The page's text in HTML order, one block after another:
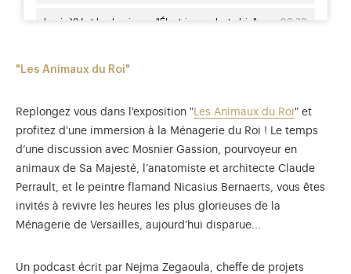
"Les Animaux du Roi"
Replongez vous dans l'exposition "Les Animaux du Roi" et
profitez d'une immersion à la Ménagerie du Roi ! Le temps
d’une discussion avec Mosnier Gassion, pourvoyeur en
animaux de Sa Majesté, l’anatomiste et architecte Claude
Perrault, et le peintre flamand Nicasius Bernaerts, vous êtes
invités à revivre les heures les plus glorieuses de la
Ménagerie de Versailles, aujourd'hui disparue...
Un podcast écrit par Nejma Zegaoula, cheffe de projets